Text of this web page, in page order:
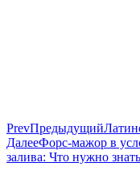
PrevПредыдущий
ДалееФорс-мажор в
залива: Что нужно